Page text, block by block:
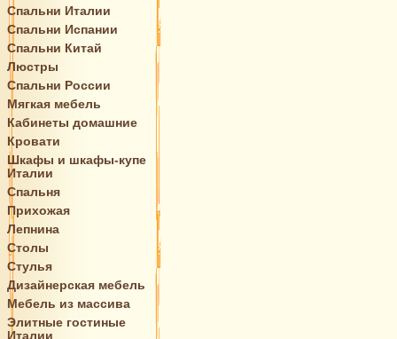
Спальни Италии
Спальни Испании
Спальни Китай
Люстры
Спальни России
Мягкая мебель
Кабинеты домашние
Кровати
Шкафы и шкафы-купе
Италии
Спальня
Прихожая
Лепнина
Столы
Стулья
Дизайнерская мебель
Мебель из массива
Элитные гостиные
Италии